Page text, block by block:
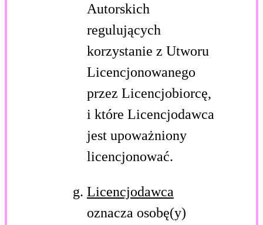
Autorskich
regulujących
korzystanie z Utworu
Licencjonowanego
przez Licencjobiorcę,
i które Licencjodawca
jest upoważniony
licencjonować.
Licencjodawca
oznacza osobę(y)